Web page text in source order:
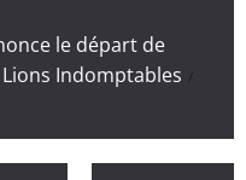
le départ de
Indomptables